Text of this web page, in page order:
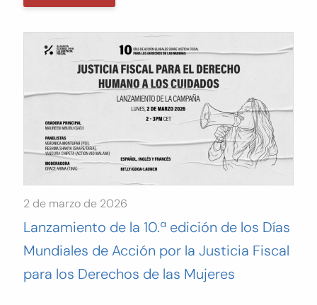
2 de marzo de 2026
Lanzamiento de la 10.ª edición de los Días
Mundiales de Acción por la Justicia Fiscal
para los Derechos de las Mujeres